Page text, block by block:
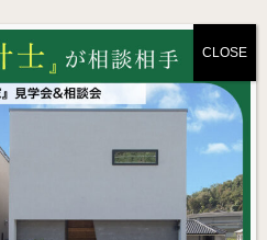
県知事登録 許可01A05018
事登録 般-2 第460830号
住宅サイトへ